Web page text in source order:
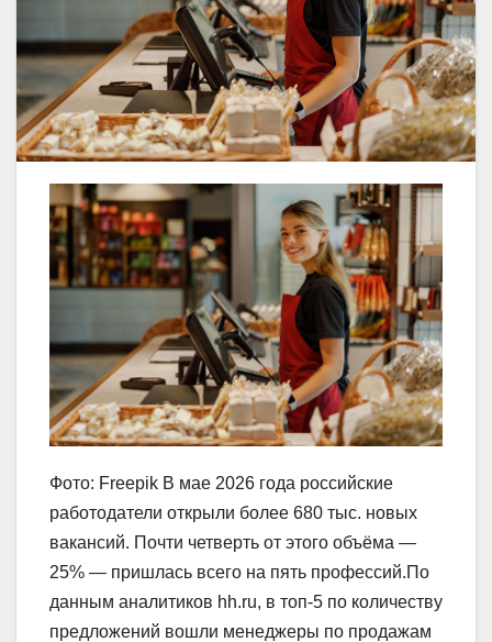
Фото: Freepik В мае 2026 года российские
работодатели открыли более 680 тыс. новых
вакансий. Почти четверть от этого объёма —
25% — пришлась всего на пять профессий.По
данным аналитиков hh.ru, в топ-5 по количеству
предложений вошли менеджеры по продажам